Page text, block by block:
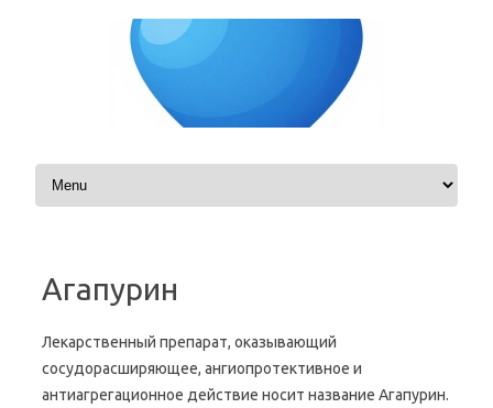
Skip to content
Агапурин
Лекарственный препарат, оказывающий
сосудорасширяющее, ангиопротективное и
антиагрегационное действие носит название Агапурин.